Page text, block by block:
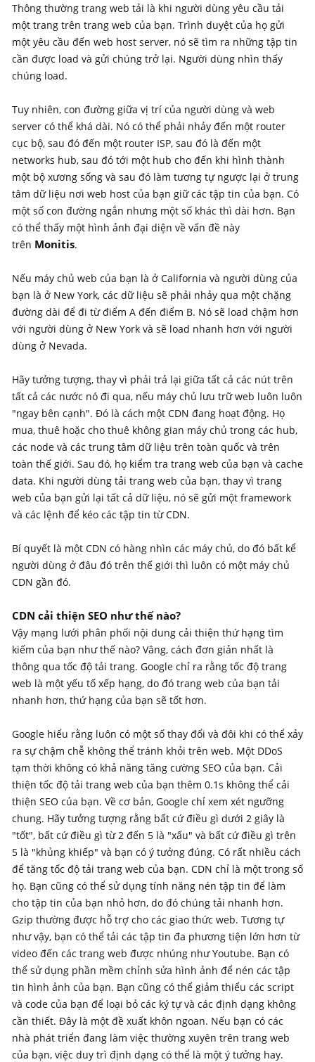
Thông thường trang web tải là khi người dùng yêu cầu tải
một trang trên trang web của bạn. Trình duyệt của họ gửi
một yêu cầu đến web host server, nó sẽ tìm ra những tập tin
cần được load và gửi chúng trở lại. Người dùng nhìn thấy
chúng load.
Tuy nhiên, con đường giữa vị trí của người dùng và web
server có thể khá dài. Nó có thể phải nhảy đến một router
cục bộ, sau đó đến một router ISP, sau đó là đến một
networks hub, sau đó tới một hub cho đến khi hình thành
một bộ xương sống và sau đó làm tương tự ngược lại ở trung
tâm dữ liệu nơi web host của bạn giữ các tập tin của bạn. Có
một số con đường ngắn nhưng một số khác thì dài hơn. Bạn
có thể thấy một hình ảnh đại diện về vấn đề này
trên Monitis.
Nếu máy chủ web của bạn là ở California và người dùng của
bạn là ở New York, các dữ liệu sẽ phải nhảy qua một chặng
đường dài để đi từ điểm A đến điểm B. Nó sẽ load chậm hơn
với người dùng ở New York và sẽ load nhanh hơn với người
dùng ở Nevada.
Hãy tưởng tượng, thay vì phải trả lại giữa tất cả các nút trên
tất cả các nước nó đi qua, nếu máy chủ lưu trữ web luôn luôn
"ngay bên cạnh". Đó là cách một CDN đang hoạt động. Họ
mua, thuê hoặc cho thuê không gian máy chủ trong các hub,
các node và các trung tâm dữ liệu trên toàn quốc và trên
toàn thế giới. Sau đó, họ kiểm tra trang web của bạn và cache
data. Khi người dùng tải trang web của bạn, thay vì trang
web của bạn gửi lại tất cả dữ liệu, nó sẽ gửi một framework
và các lệnh để kéo các tập tin từ CDN.
Bí quyết là một CDN có hàng nhìn các máy chủ, do đó bất kể
người dùng ở đâu đó trên thế giới thì luôn có một máy chủ
CDN gần đó.
CDN cải thiện SEO như thế nào?
Vậy mạng lưới phân phối nội dung cải thiện thứ hạng tìm
kiếm của bạn như thế nào? Vâng, cách đơn giản nhất là
thông qua tốc độ tải trang. Google chỉ ra rằng tốc độ trang
web là một yếu tố xếp hạng, do đó trang web của bạn tải
nhanh hơn, thứ hạng của bạn sẽ tốt hơn.
Google hiểu rằng luôn có một số thay đổi và đôi khi có thể xảy
ra sự chậm chễ không thể tránh khỏi trên web. Một DDoS
tạm thời không có khả năng tăng cường SEO của bạn. Cải
thiện tốc độ tải trang web của bạn thêm 0.1s không thể cải
thiện SEO của bạn. Về cơ bản, Google chỉ xem xét ngưỡng
chung. Hãy tưởng tượng rằng bất cứ điều gì dưới 2 giây là
"tốt", bất cứ điều gì từ 2 đến 5 là "xấu" và bất cứ điều gì trên
5 là "khủng khiếp" và bạn có ý tưởng đúng. Có rất nhiều cách
để tăng tốc độ tải trang web của bạn. CDN chỉ là một trong số
họ. Bạn cũng có thể sử dụng tính năng nén tập tin để làm
cho tập tin của bạn nhỏ hơn, do đó chúng tải nhanh hơn.
Gzip thường được hỗ trợ cho các giao thức web. Tương tự
như vậy, bạn có thể tải các tập tin đa phương tiện lớn hơn từ
video đến các trang web được nhúng như Youtube. Bạn có
thể sử dụng phần mềm chỉnh sửa hình ảnh để nén các tập
tin hình ảnh của bạn. Bạn cũng có thể giảm thiểu các script
và code của bạn để loại bỏ các ký tự và các định dạng không
cần thiết. Đây là một đề xuất khôn ngoan. Nếu bạn có các
nhà phát triển đang làm việc thường xuyên trên trang web
của bạn, việc duy trì định dạng có thể là một ý tưởng hay.